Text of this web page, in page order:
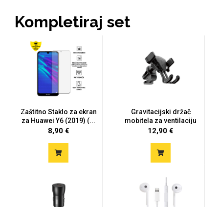
Kompletiraj set
Zaštitno Staklo za ekran
za Huawei Y6 (2019) (...
8,90 €
Gravitacijski držač
mobitela za ventilaciju
12,90 €
Monogrami Dječji motivi
Za njega Za nju